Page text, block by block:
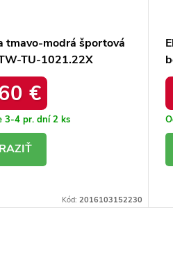
tmavo-modrá športová
TU-1021.22X
€
3-4 pr. dní2 ks
Kód: 2016103152230